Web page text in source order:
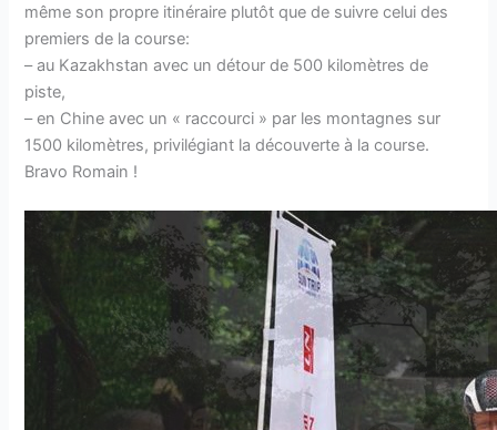
même son propre itinéraire plutôt que de suivre celui des
premiers de la course:
– au Kazakhstan avec un détour de 500 kilomètres de
piste,
– en Chine avec un « raccourci » par les montagnes sur
1500 kilomètres, privilégiant la découverte à la course.
Bravo Romain !